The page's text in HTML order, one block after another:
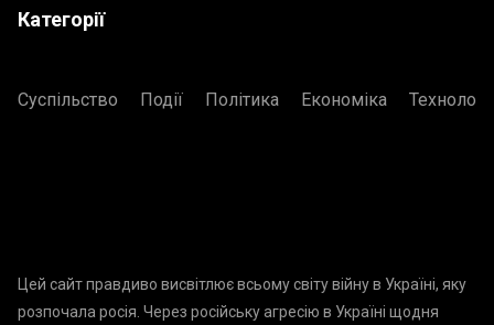
Категорії
Суспільство Події Політика Економіка Технології
Цей сайт правдиво висвітлює всьому світу війну в Україні, яку
розпочала росія. Через російську агресію в Україні щодня